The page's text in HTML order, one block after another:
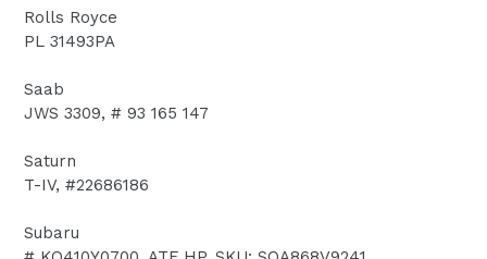
Rolls Royce
PL 31493PA
Saab
JWS 3309, # 93 165 147
Saturn
T-IV, #22686186
Subaru